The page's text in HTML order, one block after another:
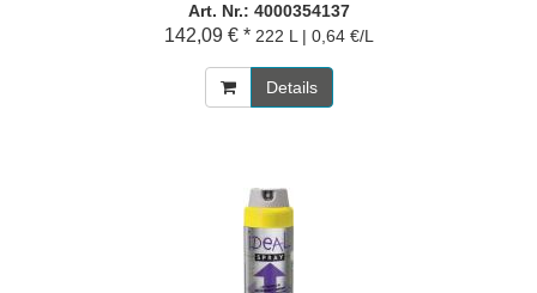
Art. Nr.: 4000354137
142,09 € * 222 L | 0,64 €/L
Details